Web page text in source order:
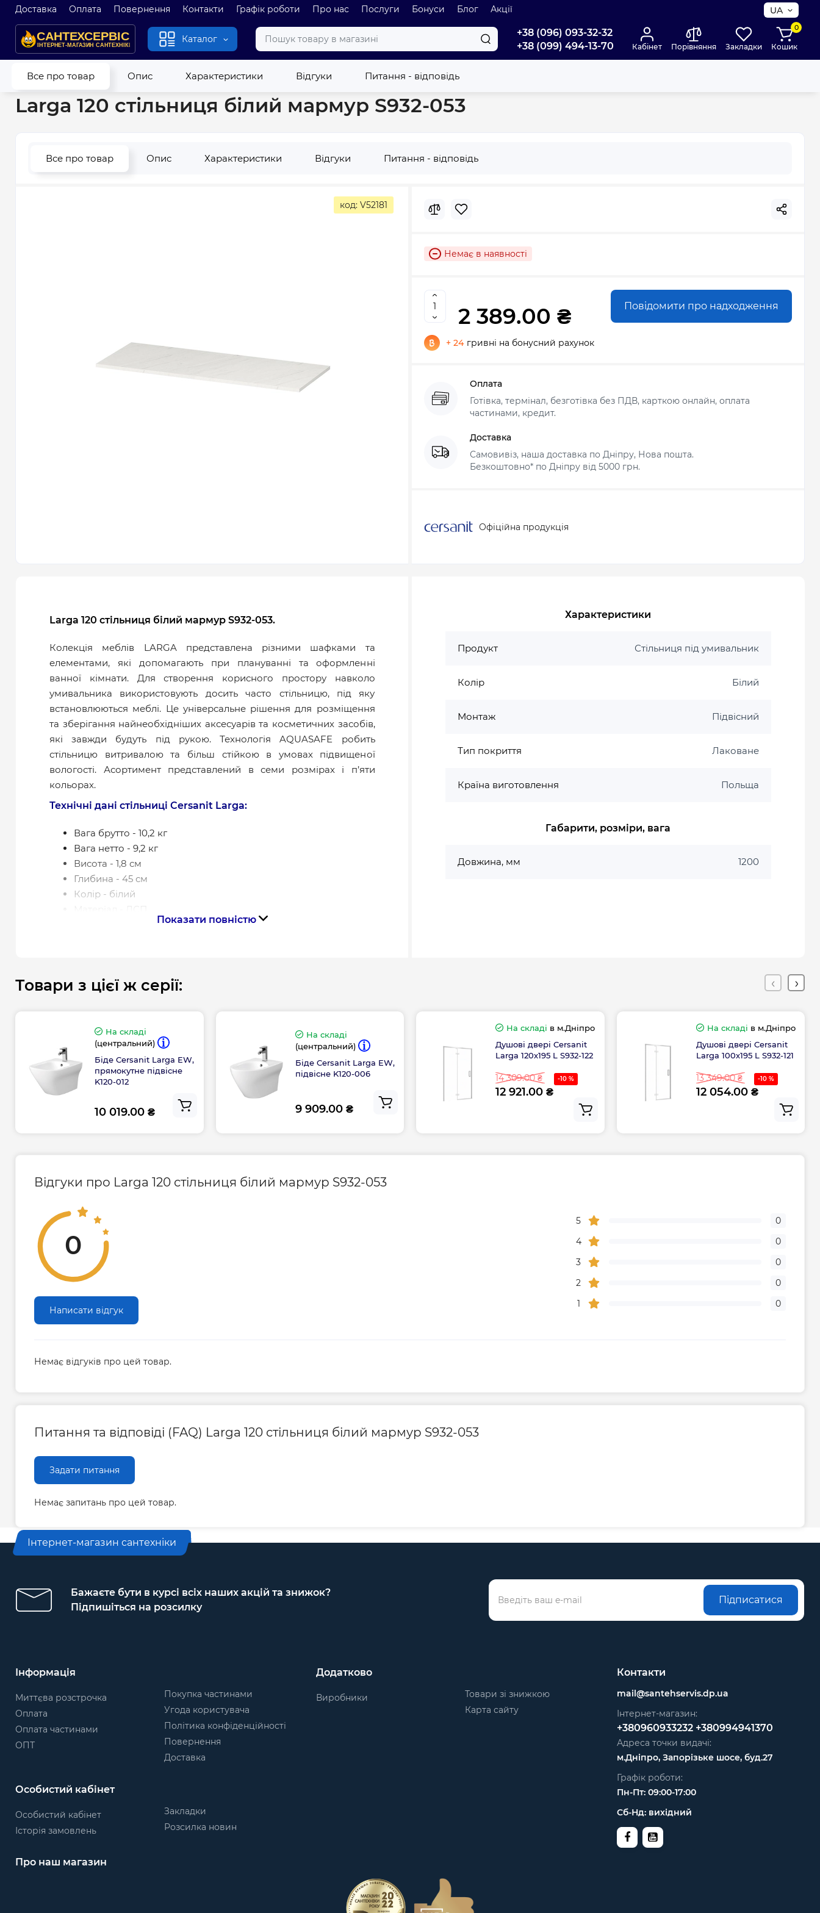
Доставка Оплата Повернення Контакти Графік роботи Про нас Послуги Бонуси Блог Акції UA
Каталог
+38 (096) 093-32-32
+38 (099) 494-13-70
Кабінет Порівняння Закладки
0
Кошик
Все про товар Опис Характеристики Відгуки Питання - відповідь
Головна Меблі та дзеркала для ванної Стільниці під умивальник Larga 120 стільниця білий мармур S932-053
Larga 120 стільниця білий мармур S932-053
Все про товар Опис Характеристики Відгуки Питання - відповідь
код: V52181
Немає в наявності
2 389.00 ₴ Повідомити про надходження
+ 24 гривні на бонусний рахунок
Оплата
Готівка, термінал, безготівка без ПДВ, карткою онлайн, оплата
частинами, кредит.
Доставка
Самовивіз, наша доставка по Дніпру, Нова пошта.
Безкоштовно* по Дніпру від 5000 грн.
Офіційна продукція
Larga 120 стільниця білий мармур S932-053.
Колекція меблів LARGA представлена різними шафками та
елементами, які допомагають при плануванні та оформленні
ванної кімнати. Для створення корисного простору навколо
умивальника використовують досить часто стільницю, під яку
встановлюються меблі. Це універсальне рішення для розміщення
та зберігання найнеобхідніших аксесуарів та косметичних засобів,
які завжди будуть під рукою. Технологія AQUASAFE робить
стільницю витривалою та більш стійкою в умовах підвищеної
вологості. Асортимент представлений в семи розмірах і п’яти
кольорах.
Технічні дані стільниці Cersanit Larga:
Вага брутто - 10,2 кг
Вага нетто - 9,2 кг
Висота - 1,8 см
Глибина - 45 см
Колір - білий
Матеріал корпуса - ДСП
2 роки
Показати повністю
Характеристики
Продукт Стільниця під умивальник
Колір Білий
Монтаж Підвісний
Тип покриття Лаковане
Країна виготовлення Польща
Габарити, розміри, вага
Довжина, мм 1200
Товари з цієї ж серії:
На складі
(центральний)
Біде Cersanit Larga EW,
прямокутне підвісне
K120-012
10 019.00 ₴
На складі
(центральний)
Біде Cersanit Larga EW,
підвісне K120-006
9 909.00 ₴
На складі в м.Дніпро
Душові двері Cersanit
Larga 120х195 L S932-122
14 309.00 ₴ -10 %
12 921.00 ₴
На складі в м.Дніпро
Душові двері Cersanit
Larga 100х195 L S932-121
13 349.00 ₴ -10 %
12 054.00 ₴
Відгуки про Larga 120 стільниця білий мармур S932-053
0
Написати відгук
5
0
4
0
3
0
2
0
1
0
Немає відгуків про цей товар.
Питання та відповіді (FAQ) Larga 120 стільниця білий мармур S932-053
Задати питання
Немає запитань про цей товар.
Інтернет-магазин сантехніки
Бажаєте бути в курсі всіх наших акцій та знижок?
Підпишіться на розсилку
Підписатися
Інформація
Миттєва розстрочка
Оплата
Оплата частинами
ОПТ
Покупка частинами
Угода користувача
Політика конфіденційності
Повернення
Доставка
Додатково
Виробники
Товари зі знижкою
Карта сайту
Особистий кабінет
Особистий кабінет
Історія замовлень
Закладки
Розсилка новин
Контакти
mail@santehservis.dp.ua
Інтернет-магазин:
+380960933232 +380994941370
Адреса точки видачі:
м.Дніпро, Запорізьке шосе, буд.27
Графік роботи:
Пн-Пт: 09:00-17:00
Сб-Нд: вихідний
Про наш магазин